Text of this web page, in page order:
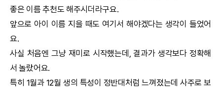
좋은 이름 추천도 해주시더라구요.
앞으로 아이 이름 지을 때도 여기서 해야겠다는 생각이 들었어
요.
사실 처음엔 그냥 재미로 시작했는데, 결과가 생각보다 정확해
서 놀랐어요.
특히 1월과 12월 생의 특성이 정반대처럼 느껴졌는데 사주로 보